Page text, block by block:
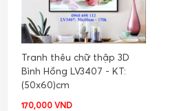
Tranh thêu chữ thập 3D
Bình Hồng LV3407 - KT:
(50x60)cm
170,000 VND